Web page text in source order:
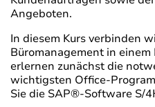
Angeboten.
In diesem Kurs verbinden
Büromanagement in
erlernen zunächst die
wichtigsten Office-
Sie die SAP®-Software S/